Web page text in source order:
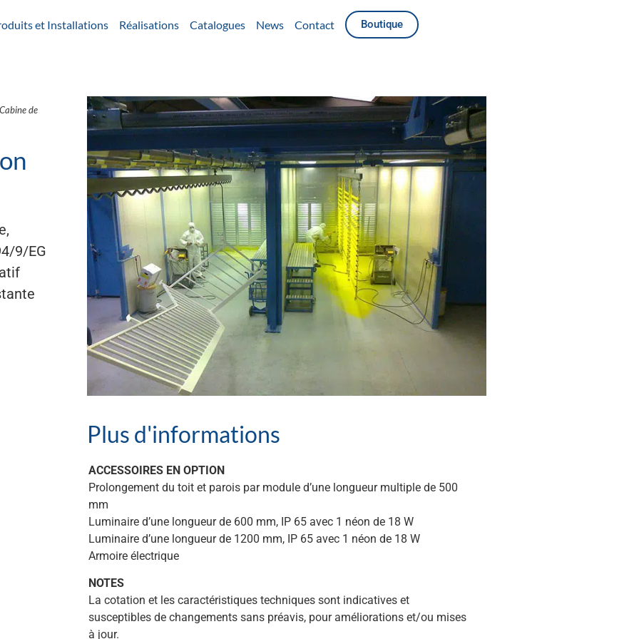
et Installations Réalisations Catalogues News Contact Boutique
Cabine de
9/EG
Plus d'informations
ACCESSOIRES EN OPTION
Prolongement du toit et parois par module d’une longueur multiple de 500
mm
Luminaire d’une longueur de 600 mm, IP 65 avec 1 néon de 18 W
Luminaire d’une longueur de 1200 mm, IP 65 avec 1 néon de 18 W
Armoire électrique
NOTES
La cotation et les caractéristiques techniques sont indicatives et
susceptibles de changements sans préavis, pour améliorations et/ou mises
à jour.